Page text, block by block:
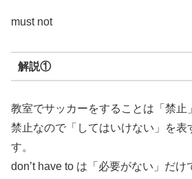
must not
解説①
教室でサッカーをすることは「禁止
禁止なので「してはいけない」を表
す。
don’t have to は「必要がない」だ